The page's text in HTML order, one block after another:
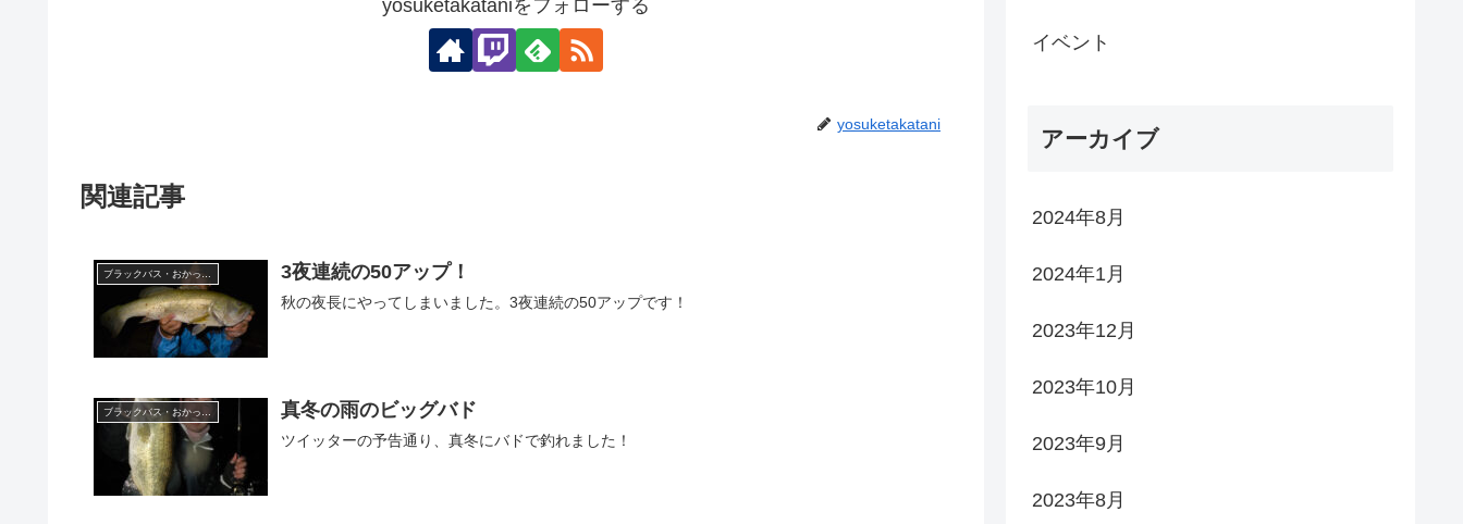
yosuketakataniをフォローする
yosuketakatani
関連記事
ブラックバス・おかっぱり 3夜連続の50アップ！
秋の夜長にやってしまいました。3夜連続の50アップです！
ブラックバス・おかっぱり 真冬の雨のビッグバド
ツイッターの予告通り、真冬にバドで釣れました！
イベント
アーカイブ
2024年8月
2024年1月
2023年12月
2023年10月
2023年9月
2023年8月